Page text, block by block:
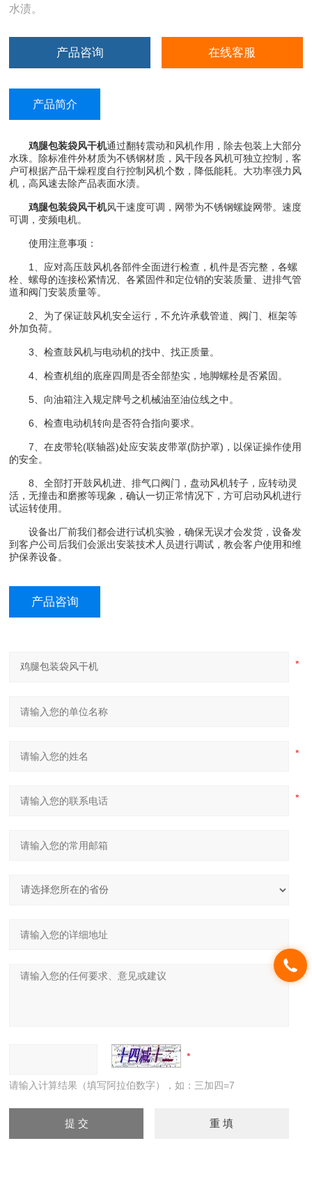
水渍。
产品咨询 在线客服
产品简介
鸡腿包装袋风干机通过翻转震动和风机作用，除去包装上大部分
水珠。除标准件外材质为不锈钢材质，风干段各风机可独立控制，客
户可根据产品干燥程度自行控制风机个数，降低能耗。大功率强力风
机，高风速去除产品表面水渍。
鸡腿包装袋风干机风干速度可调，网带为不锈钢螺旋网带。速度
可调，变频电机。
使用注意事项：
1、应对高压鼓风机各部件全面进行检查，机件是否完整，各螺
栓、螺母的连接松紧情况、各紧固件和定位销的安装质量、进排气管
道和阀门安装质量等。
2、为了保证鼓风机安全运行，不允许承载管道、阀门、框架等
外加负荷。
3、检查鼓风机与电动机的找中、找正质量。
4、检查机组的底座四周是否全部垫实，地脚螺栓是否紧固。
5、向油箱注入规定牌号之机械油至油位线之中。
6、检查电动机转向是否符合指向要求。
7、在皮带轮(联轴器)处应安装皮带罩(防护罩)，以保证操作使用
的安全。
8、全部打开鼓风机进、排气口阀门，盘动风机转子，应转动灵
活，无撞击和磨擦等现象，确认一切正常情况下，方可启动风机进行
试运转使用。
设备出厂前我们都会进行试机实验，确保无误才会发货，设备发
到客户公司后我们会派出安装技术人员进行调试，教会客户使用和维
护保养设备。
产品咨询
请输入计算结果（填写阿拉伯数字），如：三加四=7